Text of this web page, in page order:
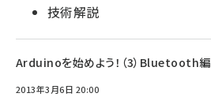
技術解説
Arduinoを始めよう！（3）Bluetooth編
2013年3月6日 20:00